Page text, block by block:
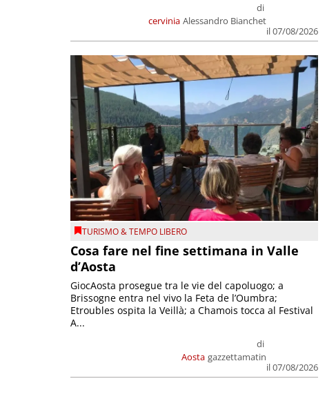
cervinia
di
Alessandro Bianchet
il 07/08/2026
TURISMO & TEMPO LIBERO
Cosa fare nel fine settimana in Valle
d’Aosta
Aosta
di
gazzettamatin
il 07/08/2026
GiocAosta prosegue tra le vie del capoluogo; a
Brissogne entra nel vivo la Feta de l’Oumbra;
Etroubles ospita la Veillà; a Chamois tocca al Festival
A...